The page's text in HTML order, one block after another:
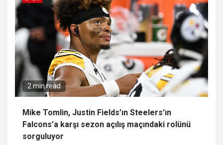
2 min read
Mike Tomlin, Justin Fields’ın Steelers’ın
Falcons’a karşı sezon açılış maçındaki rolünü
sorguluyor